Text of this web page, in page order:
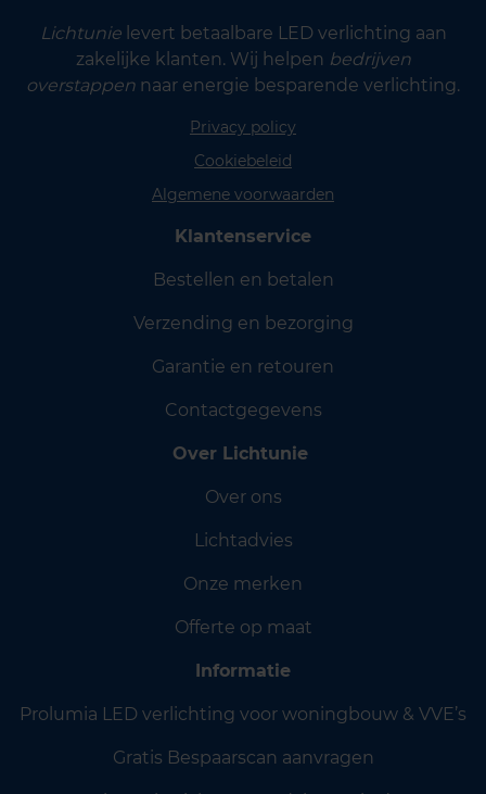
Lichtunielevert betaalbare LED verlichting aan
zakelijke klanten. Wij helpen bedrijven
overstappen naar energie besparende verlichting.
Privacy policy
Cookiebeleid
Algemene voorwaarden
Klantenservice
Bestellen en betalen
Verzending en bezorging
Garantie en retouren
Contactgegevens
Over Lichtunie
Over ons
Lichtadvies
Onze merken
Offerte op maat
Informatie
Prolumia LED verlichting voor woningbouw & VVE’s
Gratis Bespaarscan aanvragen